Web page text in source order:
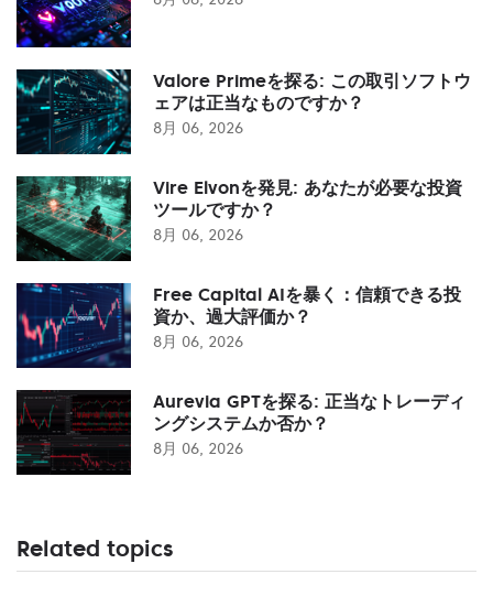
Valore Primeを探る: この取引ソフトウ
ェアは正当なものですか？
8月 06, 2026
Vire Elvonを発見: あなたが必要な投資
ツールですか？
8月 06, 2026
Free Capital AIを暴く：信頼できる投
資か、過大評価か？
8月 06, 2026
Aurevia GPTを探る: 正当なトレーディ
ングシステムか否か？
8月 06, 2026
Related topics